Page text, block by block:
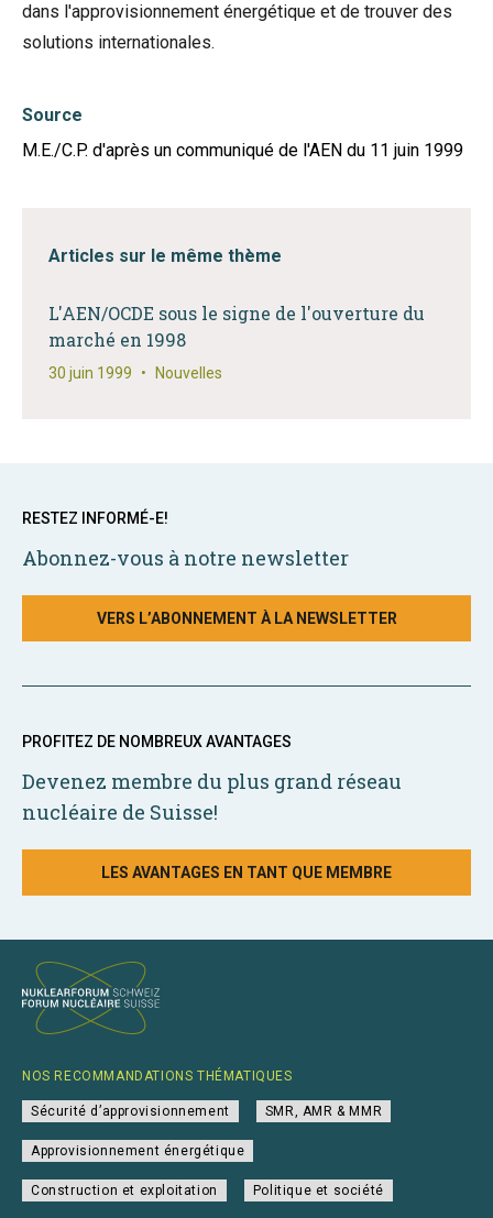
dans l'approvisionnement énergétique et de trouver des
solutions internationales.
Source
M.E./C.P. d'après un communiqué de l'AEN du 11 juin 1999
Articles sur le même thème
L'AEN/OCDE sous le signe de l'ouverture du
marché en 1998
30 juin 1999 • Nouvelles
RESTEZ INFORMÉ-E!
Abonnez-vous à notre newsletter
VERS L’ABONNEMENT À LA NEWSLETTER
PROFITEZ DE NOMBREUX AVANTAGES
Devenez membre du plus grand réseau
nucléaire de Suisse!
LES AVANTAGES EN TANT QUE MEMBRE
NOS RECOMMANDATIONS THÉMATIQUES
Sécurité d’approvisionnement SMR, AMR & MMR
Approvisionnement énergétique
Construction et exploitation Politique et société